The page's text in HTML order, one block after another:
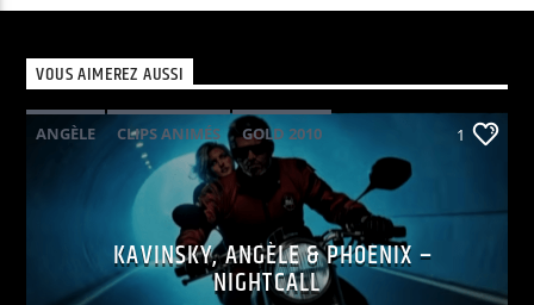
VOUS AIMEREZ AUSSI
ANGÈLE CLIPS ANIMÉS
GOLD 2010
PHOENIX POP ELECTRO
1
KAVINSKY, ANGÈLE & PHOENIX –
NIGHTCALL